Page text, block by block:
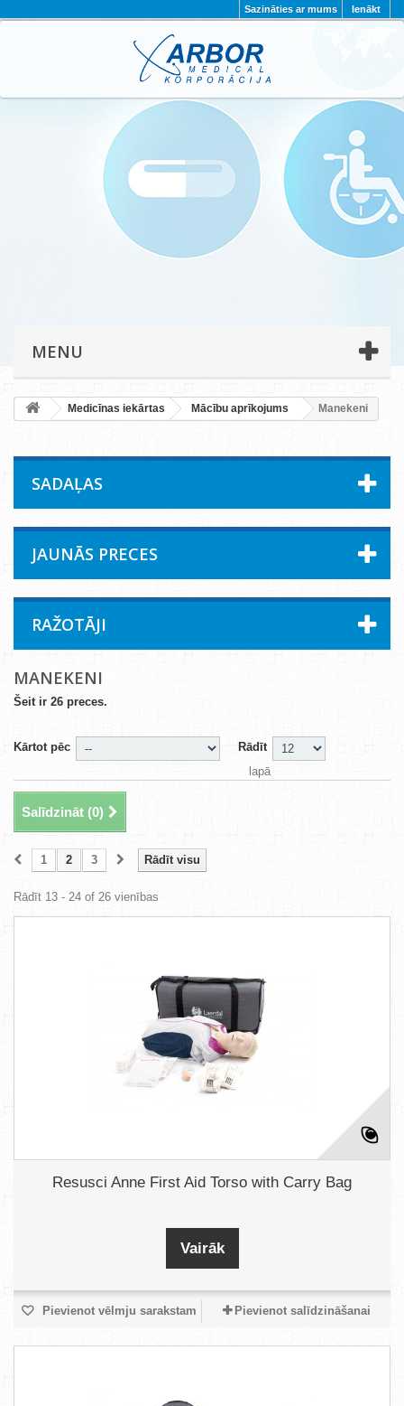
Ienākt
Sazināties ar mums
PAR MUMS PROJEKTI
KONTAKTI
PRIVĀTUMA POLITIKA
MENU
Medicīnas iekārtas Mācību aprīkojums Manekeni
SADAĻAS
JAUNĀS PRECES
RAŽOTĀJI
MANEKENI
Šeit ir 26 preces.
Kārtot pēc
Rādīt
lapā
Salīdzināt (0)
Rādīt visu
1 2 3
Rādīt 13 - 24 of 26 vienības
Resusci Anne First Aid Torso with Carry Bag
Vairāk
Pievienot vēlmju sarakstam Pievienot salīdzināšanai